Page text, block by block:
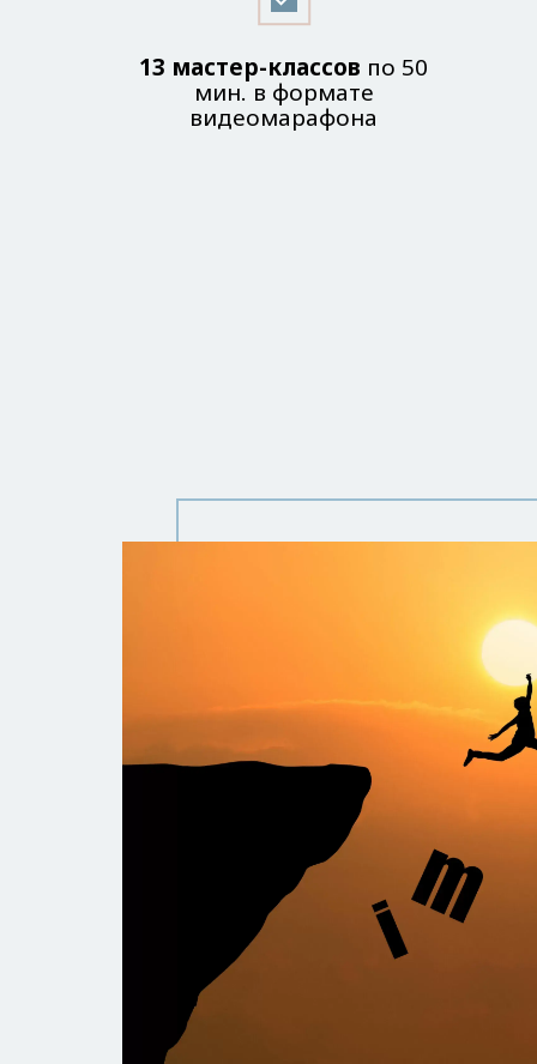
13 мастер-классов по 50
мин. в формате
видеомарафона